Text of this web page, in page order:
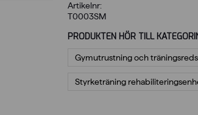
Artikelnr:
T0003SM
PRODUKTEN HÖR TILL
Gymutrustning och
Styrketräning